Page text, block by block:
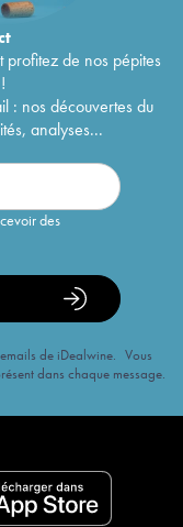
de nos pépites
: nos découvertes du
analyses...
des
de iDealwine. Vous
dans chaque message.